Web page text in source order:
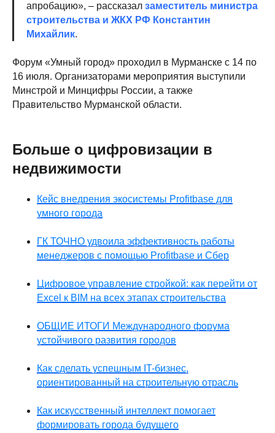
апробацию», – рассказал заместитель министра
строительства и ЖКХ РФ Константин
Михайлик.
Форум «Умный город» проходил в Мурманске с 14 по
16 июля. Организаторами мероприятия выступили
Минстрой и Минцифры России, а также
Правительство Мурманской области.
Больше о цифровизации в
недвижимости
Кейс внедрения экосистемы Profitbase для
умного города
ГК ТОЧНО удвоила эффективность работы
менеджеров с помощью Profitbase и Сбер
Цифровое управление стройкой: как перейти от
Excel к BIM на всех этапах строительства
ОБЩИЕ ИТОГИ Международного форума
устойчивого развития городов
Как сделать успешным IT-бизнес,
ориентированный на строительную отрасль
Как искусственный интеллект помогает
формировать города будущего